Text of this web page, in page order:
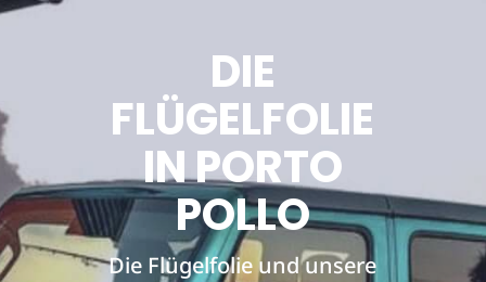
DIE
FLÜGELFOLIE
IN PORTO
POLLO
Die Flügelfolie und unsere